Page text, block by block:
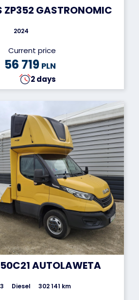
ZP352 GASTRONOMIC
2024
Current price
56 719 PLN
2 days
AUTOLAWETA
Diesel 302 141 km